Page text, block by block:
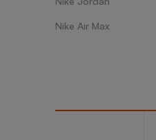
Nike Air Max